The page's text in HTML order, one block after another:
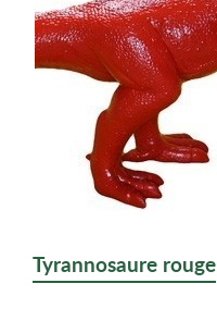
Tyrannosaure rouge